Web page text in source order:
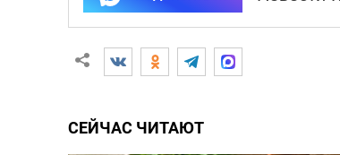
СЕЙЧАС ЧИТАЮТ